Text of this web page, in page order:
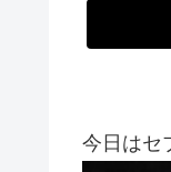
今日はセ